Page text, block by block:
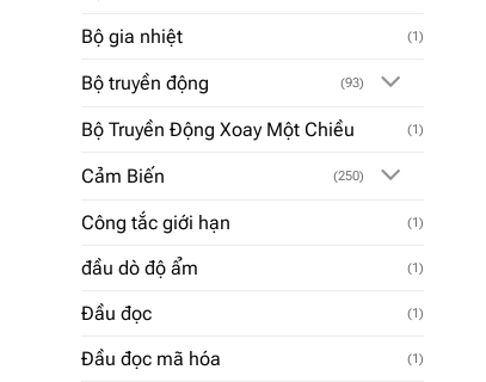
Bộ gia nhiệt (1)
Bộ truyền động (93)
Bộ Truyền Động Xoay Một Chiều (1)
Cảm Biến (250)
Công tắc giới hạn (1)
đầu dò độ ẩm (1)
Đầu đọc (1)
Đầu đọc mã hóa (1)